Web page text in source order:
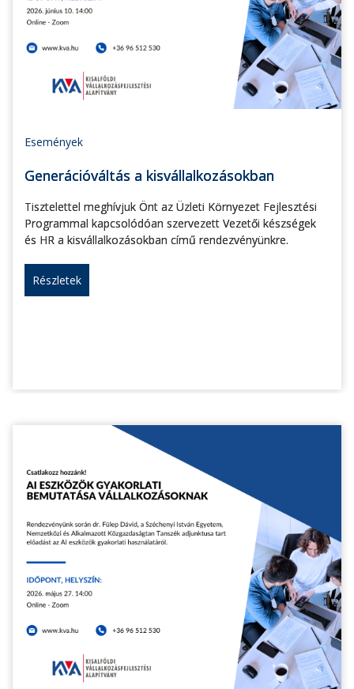
Események
Generációváltás a kisvállalkozásokban
Tisztelettel meghívjuk Önt az Üzleti Környezet Fejlesztési
Programmal kapcsolódóan szervezett Vezetői készségek
és HR a kisvállalkozásokban című rendezvényünkre.
Részletek